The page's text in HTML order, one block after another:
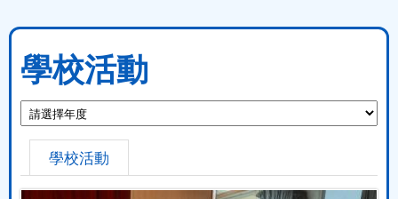
學校活動
學校活動